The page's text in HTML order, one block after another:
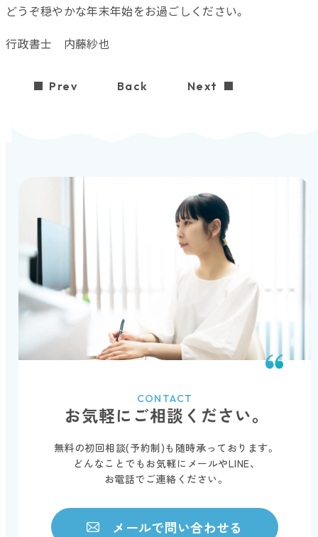
どうぞ穏やかな年末年始をお過ごしください。
行政書士 内藤紗也
Prev Back Next
CONTACT
お気軽にご相談ください。
無料の初回相談(予約制)も随時承っております。
どんなことでもお気軽にメールやLINE、
お電話でご連絡ください。
メールで問い合わせる